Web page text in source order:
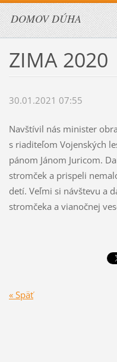
DOMOV DÚHA
ZIMA 2020
30.01.2021 07:55
Navštívil nás minister
s riaditeľom Vojenských
pánom Jánom Juricom.
stromček a prispeli
detí. Veľmi si návštevu a
stromčeka a vianočnej
« Späť